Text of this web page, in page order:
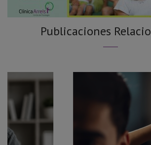
Publicaciones